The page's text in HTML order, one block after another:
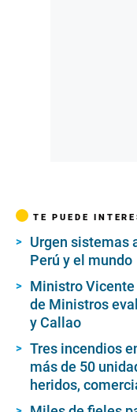
TE PUEDE
Urgen sistemas
Perú y el mundo
Ministro
de Ministros
y Callao
Tres incendios
más de 50
heridos,